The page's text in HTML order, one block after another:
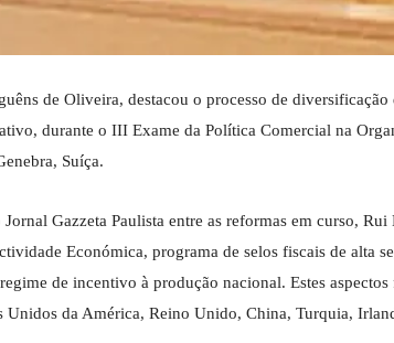
de Oliveira, destacou o processo de
durante o III Exame da Política Comercial na
Suíça.
Gazzeta Paulista entre as reformas em curso,
Económica, programa de selos fiscais de alta
de incentivo à produção nacional. Estes aspectos
Unidos da América, Reino Unido, China, Turquia,